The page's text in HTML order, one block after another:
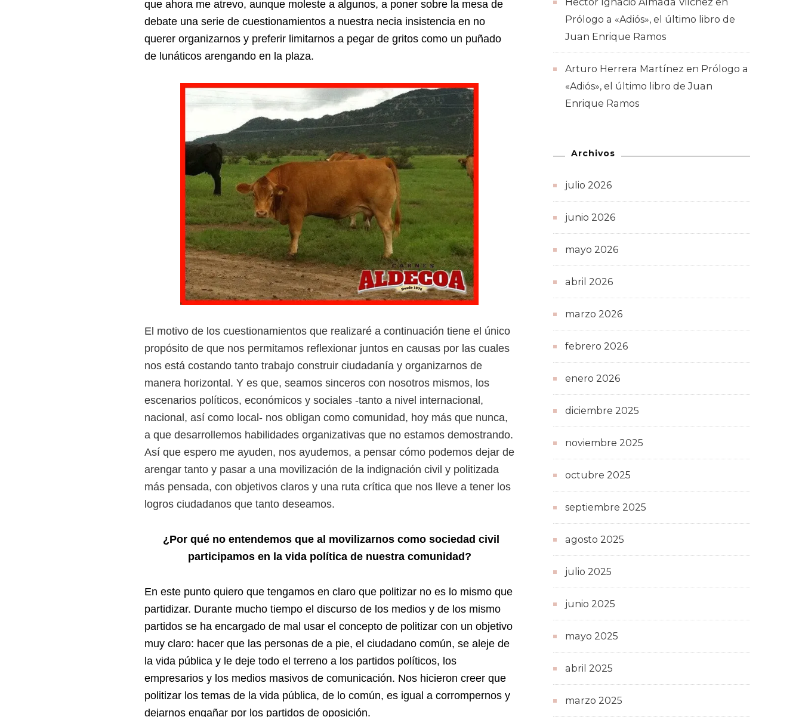
que ahora me atrevo, aunque moleste a algunos, a poner sobre la mesa de
debate una serie de cuestionamientos a nuestra necia insistencia en no
querer organizarnos y preferir limitarnos a pegar de gritos como un puñado
de lunáticos arengando en la plaza.
El motivo de los cuestionamientos que realizaré a continuación tiene el único
propósito de que nos permitamos reflexionar juntos en causas por las cuales
nos está costando tanto trabajo construir ciudadanía y organizarnos de
manera horizontal. Y es que, seamos sinceros con nosotros mismos, los
escenarios políticos, económicos y sociales -tanto a nivel internacional,
nacional, así como local- nos obligan como comunidad, hoy más que nunca,
a que desarrollemos habilidades organizativas que no estamos demostrando.
Así que espero me ayuden, nos ayudemos, a pensar cómo podemos dejar de
arengar tanto y pasar a una movilización de la indignación civil y politizada
más pensada, con objetivos claros y una ruta crítica que nos lleve a tener los
logros ciudadanos que tanto deseamos.
¿Por qué no entendemos que al movilizarnos como sociedad civil
participamos en la vida política de nuestra comunidad?
En este punto quiero que tengamos en claro que politizar no es lo mismo que
partidizar. Durante mucho tiempo el discurso de los medios y de los mismo
partidos se ha encargado de mal usar el concepto de politizar con un objetivo
muy claro: hacer que las personas de a pie, el ciudadano común, se aleje de
la vida pública y le deje todo el terreno a los partidos políticos, los
empresarios y los medios masivos de comunicación. Nos hicieron creer que
politizar los temas de la vida pública, de lo común, es igual a corrompernos y
dejarnos engañar por los partidos de oposición.
Prólogo a «Adiós», el último libro de
Juan Enrique Ramos
Arturo Herrera Martínez en Prólogo a
«Adiós», el último libro de Juan
Enrique Ramos
Archivos
julio 2026
junio 2026
mayo 2026
abril 2026
marzo 2026
febrero 2026
enero 2026
diciembre 2025
noviembre 2025
octubre 2025
septiembre 2025
agosto 2025
julio 2025
junio 2025
mayo 2025
abril 2025
marzo 2025